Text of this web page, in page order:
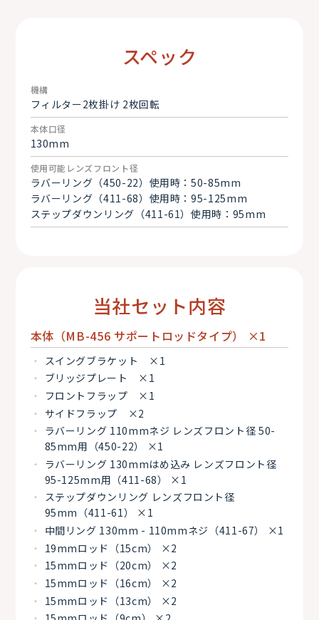
スペック
機構
フィルター2枚掛け 2枚回転
本体口径
130mm
使用可能レンズフロント径
ラバーリング（450-22）使用時：50-85mm
ラバーリング（411-68）使用時：95-125mm
ステップダウンリング（411-61）使用時：95mm
当社セット内容
本体（MB-456 サポートロッドタイプ） ×1
スイングブラケット ×1
ブリッジプレート ×1
フロントフラップ ×1
サイドフラップ ×2
ラバーリング 110mmネジ レンズフロント径 50-
85mm用（450-22） ×1
ラバーリング 130mmはめ込み レンズフロント径
95-125mm用（411-68） ×1
ステップダウンリング レンズフロント径
95mm（411-61） ×1
中間リング 130mm - 110mmネジ（411-67） ×1
19mmロッド（15cm） ×2
15mmロッド（20cm） ×2
15mmロッド（16cm） ×2
15mmロッド（13cm） ×2